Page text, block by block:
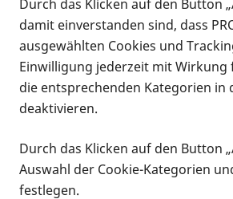
Infomaterial
Infomaterial
Durch das Klicken auf den Button
damit einverstanden sind, dass
ausgewählten Cookies und
Einwilligung jederzeit mit
die entsprechenden Kategorien in
deaktivieren.
Durch das Klicken auf den Button
Auswahl der Cookie-Kategorien
festlegen.